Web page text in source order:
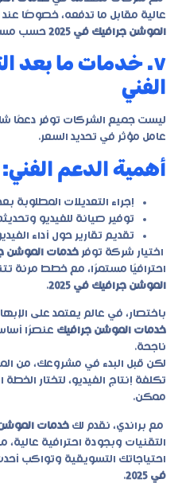
عالية مقابل ما تدفعه، خصوصًا عند
الموشن جرافيك في 2025
حسب
٧. خدمات ما بعد
الفني
ليست جميع الشركات توفر دعمًا
عامل مؤثر في تحديد السعر.
أهمية الدعم الفني:
إجراء التعديلات المطلوبة
توفير صيانة للفيديو وتحديثه
تقديم تقارير حول أداء
اختيار شركة توفر خدمات الموشن
احترافيًا مستمرًا، مع خطط مرنة
الموشن جرافيك في 2025
.
باختصار، في عالم يعتمد على
خدمات الموشن جرافيك عنصرًا
ناجحة.
لكن قبل البدء في مشروعك، من
تكلفة إنتاج الفيديو، لتختار
ممكن.
مع براندي، نقدم لك خدمات
التقنيات وبجودة احترافية
احتياجاتك التسويقية وتواكب
في 2025
.